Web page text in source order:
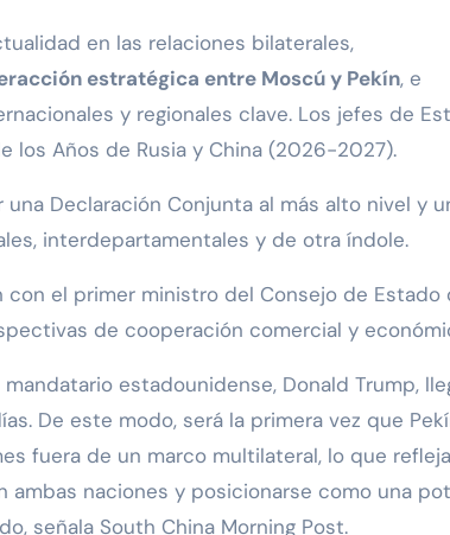
en las relaciones bilaterales,
estratégica entre Moscú y Pekín, e
y regionales clave. Los jefes de
los Años de Rusia y China (2026-2027).
Declaración Conjunta al más alto nivel y
interdepartamentales y de otra índole.
el primer ministro del Consejo de Estado
de cooperación comercial y
estadounidense, Donald Trump,
De este modo, será la primera vez que
fuera de un marco multilateral, lo que
naciones y posicionarse como una
señala South China Morning Post.